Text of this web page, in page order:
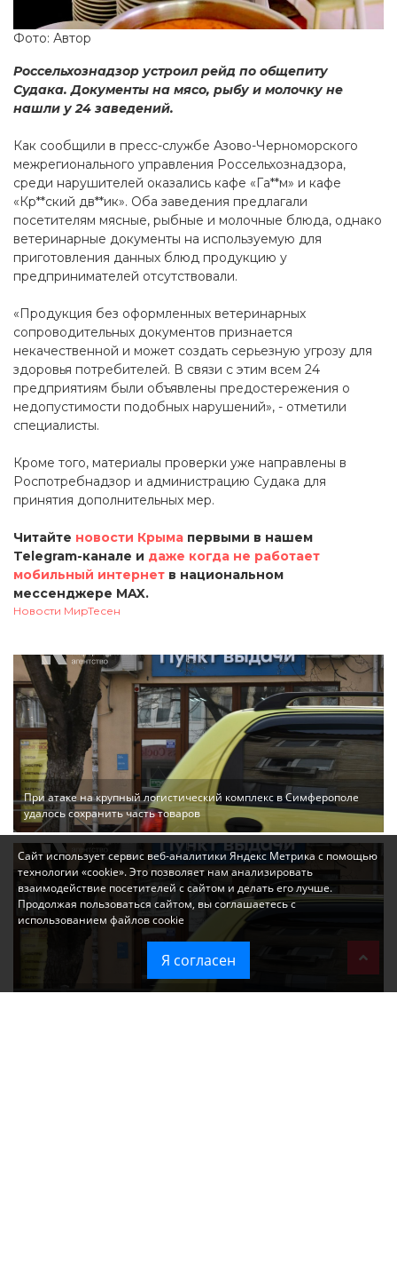
Фото: Автор
Россельхознадзор устроил рейд по общепиту
Судака. Документы на мясо, рыбу и молочку не
нашли у 24 заведений.
Как сообщили в пресс-службе Азово-Черноморского
межрегионального управления Россельхознадзора,
среди нарушителей оказались кафе «Га**м» и кафе
«Кр**ский дв**ик». Оба заведения предлагали
посетителям мясные, рыбные и молочные блюда, однако
ветеринарные документы на используемую для
приготовления данных блюд продукцию у
предпринимателей отсутствовали.
«Продукция без оформленных ветеринарных
сопроводительных документов признается
некачественной и может создать серьезную угрозу для
здоровья потребителей. В связи с этим всем 24
предприятиям были объявлены предостережения о
недопустимости подобных нарушений», - отметили
специалисты.
Кроме того, материалы проверки уже направлены в
Роспотребнадзор и администрацию Судака для
принятия дополнительных мер.
Читайте новости Крыма первыми в нашем
Telegram-канале и даже когда не работает
мобильный интернет в национальном
мессенджере MAX.
Новости МирТесен
При атаке на крупный логистический комплекс в Симферополе
удалось сохранить часть товаров
Сайт использует сервис веб-аналитики Яндекс Метрика с помощью
технологии «cookie». Это позволяет нам анализировать
взаимодействие посетителей с сайтом и делать его лучше.
Продолжая пользоваться сайтом, вы соглашаетесь с
использованием файлов cookie
Я согласен